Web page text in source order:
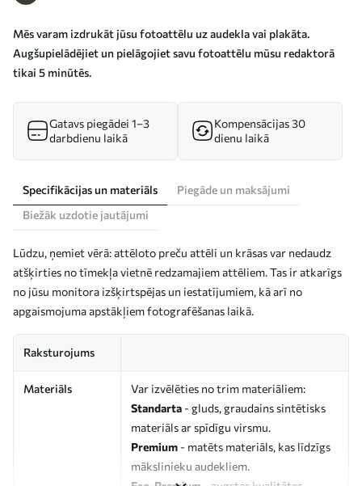
Mēs varam izdrukāt jūsu fotoattēlu uz audekla vai plakāta.
Augšupielādējiet un pielāgojiet savu fotoattēlu mūsu redaktorā
tikai 5 minūtēs.
Gatavs piegādei 1–3
darbdienu laikā
Kompensācijas 30
dienu laikā
Specifikācijas un materiāls
Piegāde un maksājumi
Biežāk uzdotie jautājumi
Lūdzu, ņemiet vērā: attēloto preču attēli un krāsas var nedaudz
atšķirties no tīmekļa vietnē redzamajiem attēliem. Tas ir atkarīgs
no jūsu monitora izšķirtspējas un iestatījumiem, kā arī no
apgaismojuma apstākļiem fotografēšanas laikā.
Raksturojums
Materiāls
Var izvēlēties no trim materiāliem:
Standarta - gluds, graudains sintētisks
materiāls ar spīdīgu virsmu.
Premium - matēts materiāls, kas līdzīgs
mākslinieku audekliem.